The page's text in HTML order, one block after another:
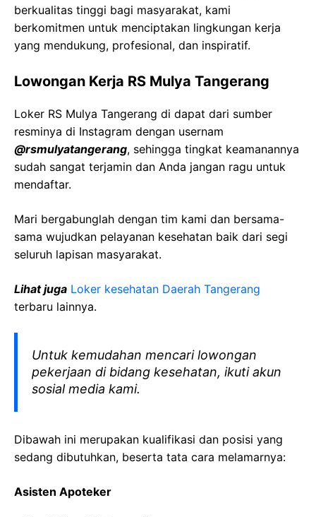
berkualitas tinggi bagi masyarakat, kami
berkomitmen untuk menciptakan lingkungan kerja
yang mendukung, profesional, dan inspiratif.
Lowongan Kerja RS Mulya Tangerang
Loker RS Mulya Tangerang di dapat dari sumber
resminya di Instagram dengan usernam
@rsmulyatangerang, sehingga tingkat keamanannya
sudah sangat terjamin dan Anda jangan ragu untuk
mendaftar.
Mari bergabunglah dengan tim kami dan bersama-
sama wujudkan pelayanan kesehatan baik dari segi
seluruh lapisan masyarakat.
Lihat juga Loker kesehatan Daerah Tangerang
terbaru lainnya.
Untuk kemudahan mencari lowongan
pekerjaan di bidang kesehatan, ikuti akun
sosial media kami.
Dibawah ini merupakan kualifikasi dan posisi yang
sedang dibutuhkan, beserta tata cara melamarnya:
Asisten Apoteker